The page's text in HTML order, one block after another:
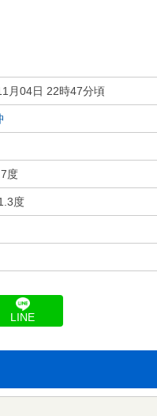
月04日 22時47分頃
度
度
LINE